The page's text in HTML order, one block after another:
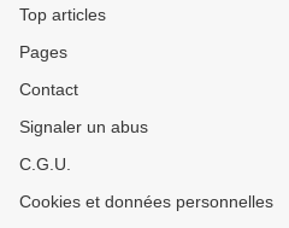
Top articles
Pages
Contact
Signaler un abus
C.G.U.
Cookies et données personnelles